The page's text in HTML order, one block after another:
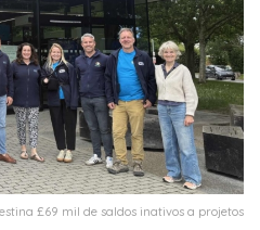
£69 mil de saldos inativos a projetos